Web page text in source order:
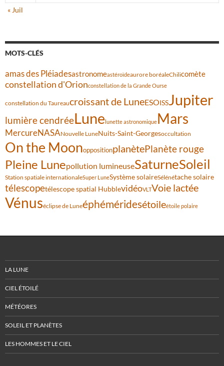
« Juil
MOTS-CLÉS
amas des Pléiadesastronomeastéroïdeaurore boréaleChilicomète
constellation d'Orionconstellation de la Grande Ourse
constellation du Taureaucroissant de LuneESOISSJupiter
lumière cendréeLunelunette astronomiqueMars
MercureNASANouvelle LuneNuits-Saint-Georgesoccultation
On the MoonoppositionplanètePlanète rouge
Pleine Lunepollution lumineuseSaturneSoleil
Station spatiale internationaleSuper LuneSystème solaireSélénétache solaire
télescopetélescope spatial HubblevidéoVLTVoie lactée
Vénuséclipse de Luneéphéméridesétoileétoile polaire
LA LUNE
CIEL ÉTOILÉ
MÉTÉORES
SOLEIL ET PLANÈTES
LES HOMMES ET LE CIEL